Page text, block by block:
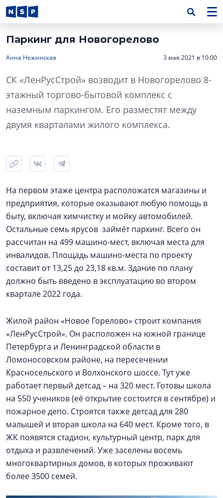
Паркинг для Новогорелово
Анна Нежинская 3 мая 2021 в 10:00
СК «ЛенРусСтрой» возводит в Новогорелово 8-
этажный торгово-бытовой комплекс с
наземным паркингом. Его разместят между
двумя кварталами жилого комплекса.
На первом этаже центра расположатся магазины и
предприятия, которые оказывают любую помощь в
быту, включая химчистку и мойку автомобилей.
Остальные семь ярусов займёт паркинг. Всего он
рассчитан на 499 машино-мест, включая места для
инвалидов. Площадь машино-места по проекту
составит от 13,25 до 23,18 кв.м. Здание по плану
должно быть введено в эксплуатацию во втором
квартале 2022 года.
Жилой район «Новое Горелово» строит компания
«ЛенРусСтрой». Он расположен на южной границе
Петербурга и Ленинградской области в
Ломоносовском районе, на пересечении
Красносельского и Волхонского шоссе. Тут уже
работает первый детсад – на 320 мест. Готовы школа
на 550 учеников (её открытие состоится в сентябре) и
пожарное депо. Строятся также детсад для 280
малышей и вторая школа на 640 мест. Кроме того, в
ЖК появятся стадион, культурный центр, парк для
отдыха и развлечений. Уже заселены восемь
многоквартирных домов, в которых проживают
более 3500 семей.